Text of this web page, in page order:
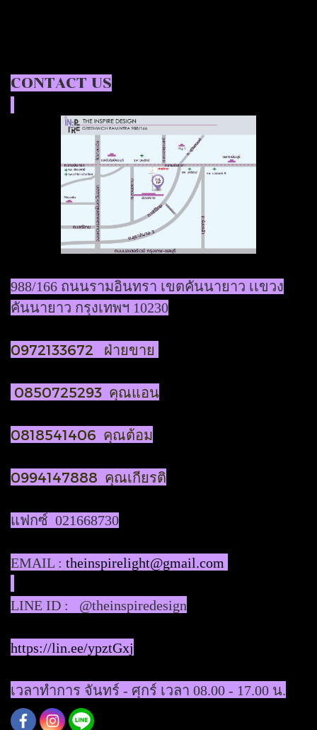
CONTACT US
988/166 ถนนรามอินทรา เขตคันนายาว เเขวง
คันนายาว กรุงเทพฯ 10230
0972133672 ฝ่ายขาย
0850725293 คุณแอน
0818541406 คุณต้อม
0994147888 คุณเกียรติ
แฟกซ์ 021668730
EMAIL : theinspirelight@gmail.com
LINE ID : @theinspiredesign
https://lin.ee/ypztGxj
เวลาทำการ จันทร์ - ศุกร์ เวลา 08.00 - 17.00 น.